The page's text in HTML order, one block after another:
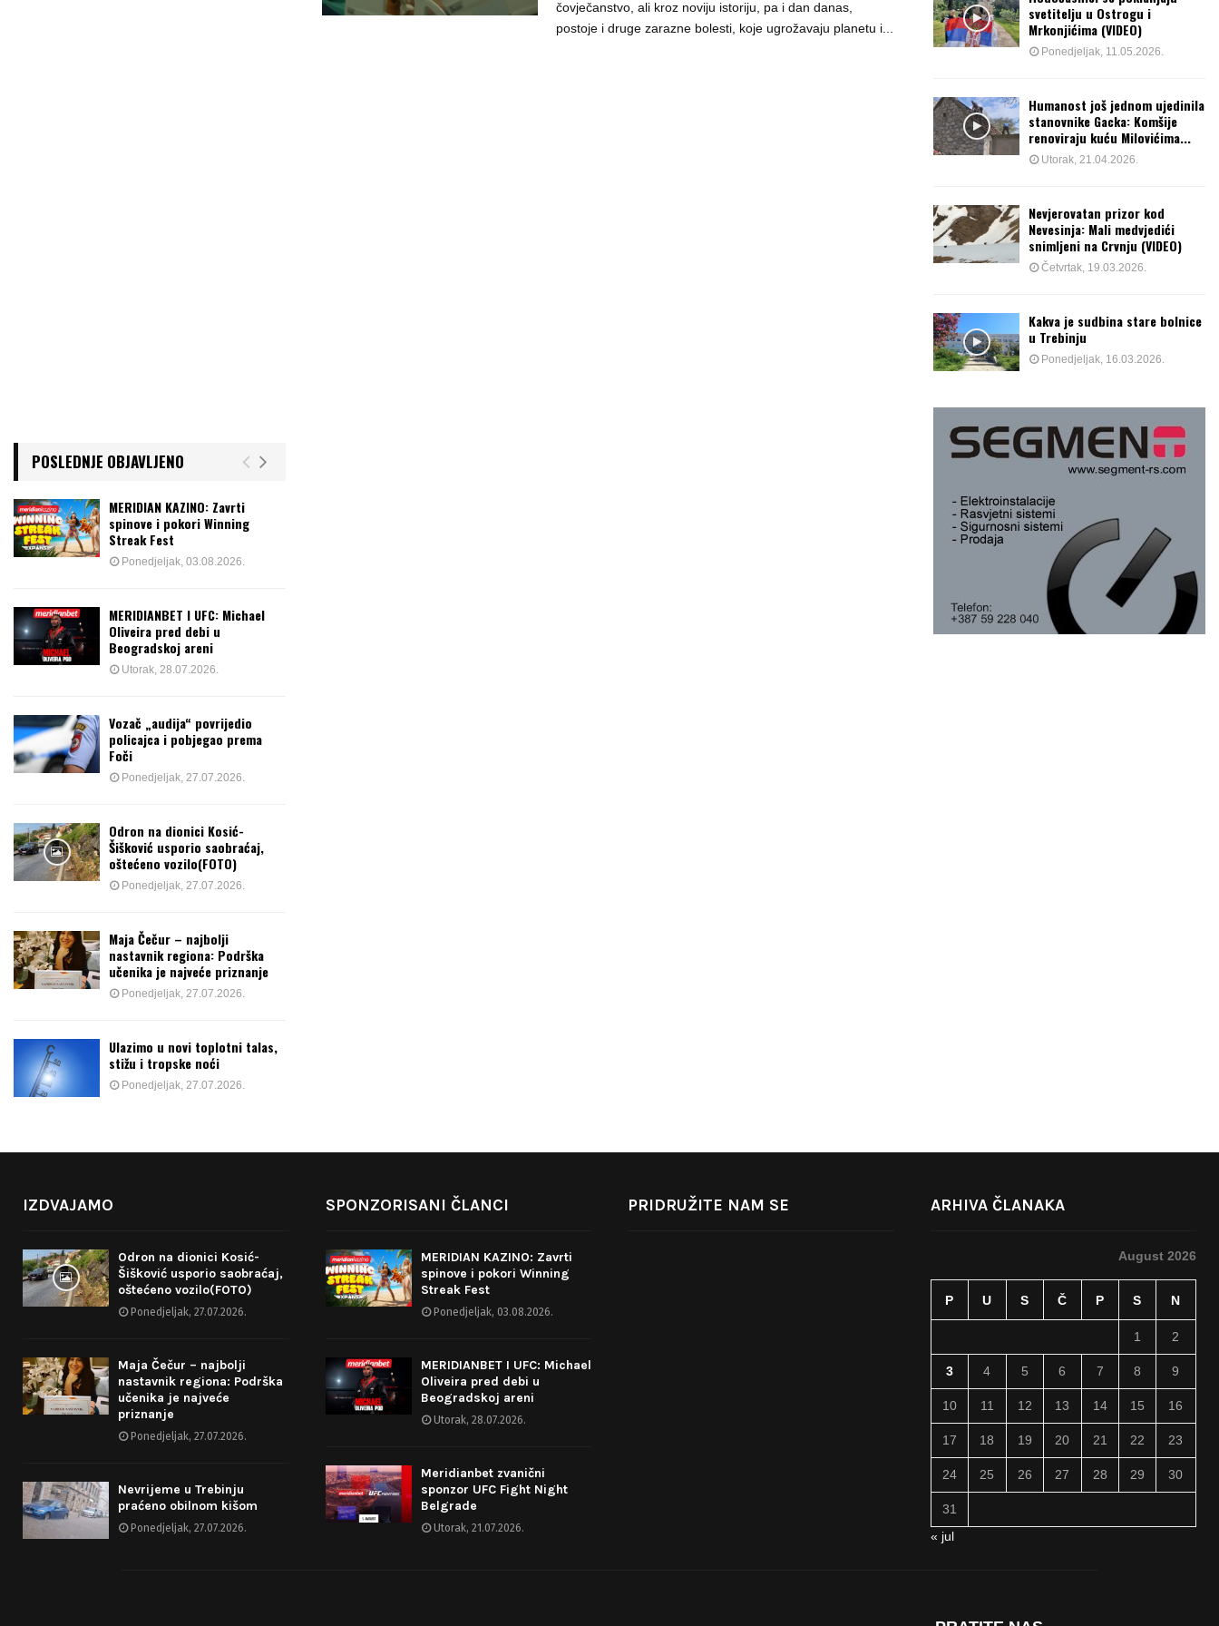
čovječanstvo, ali kroz noviju istoriju, pa i dan danas,
postoje i druge zarazne bolesti, koje ugrožavaju planetu i...
POSLEDNJE OBJAVLJENO
MERIDIAN KAZINO: Zavrti
spinove i pokori Winning
Streak Fest
Ponedjeljak, 03.08.2026.
MERIDIANBET I UFC: Michael
Oliveira pred debi u
Beogradskoj areni
Utorak, 28.07.2026.
Vozač „audija“ povrijedio
policajca i pobjegao prema
Foči
Ponedjeljak, 27.07.2026.
Odron na dionici Kosić-
Šišković usporio saobraćaj,
oštećeno vozilo(FOTO)
Ponedjeljak, 27.07.2026.
Maja Čečur – najbolji
nastavnik regiona: Podrška
učenika je najveće priznanje
Ponedjeljak, 27.07.2026.
Ulazimo u novi toplotni talas,
stižu i tropske noći
Ponedjeljak, 27.07.2026.
svetitelju u Ostrogu i
Mrkonjićima (VIDEO)
Ponedjeljak, 11.05.2026.
Humanost još jednom ujedinila
stanovnike Gacka: Komšije
renoviraju kuću Milovićima...
Utorak, 21.04.2026.
Nevjerovatan prizor kod
Nevesinja: Mali medvjedići
snimljeni na Crvnju (VIDEO)
Četvrtak, 19.03.2026.
Kakva je sudbina stare bolnice
u Trebinju
Ponedjeljak, 16.03.2026.
IZDVAJAMO
Odron na dionici Kosić-
Šišković usporio saobraćaj,
oštećeno vozilo(FOTO)
Ponedjeljak, 27.07.2026.
Maja Čečur – najbolji
nastavnik regiona: Podrška
učenika je najveće
priznanje
Ponedjeljak, 27.07.2026.
Nevrijeme u Trebinju
praćeno obilnom kišom
Ponedjeljak, 27.07.2026.
SPONZORISANI ČLANCI
MERIDIAN KAZINO: Zavrti
spinove i pokori Winning
Streak Fest
Ponedjeljak, 03.08.2026.
MERIDIANBET I UFC: Michael
Oliveira pred debi u
Beogradskoj areni
Utorak, 28.07.2026.
Meridianbet zvanični
sponzor UFC Fight Night
Belgrade
Utorak, 21.07.2026.
PRIDRUŽITE NAM SE ARHIVA ČLANAKA
August 2026
P U S Č P S N
1 2
3 4 5 6 7 8 9
10 11 12 13 14 15 16
17 18 19 20 21 22 23
24 25 26 27 28 29 30
31
« jul